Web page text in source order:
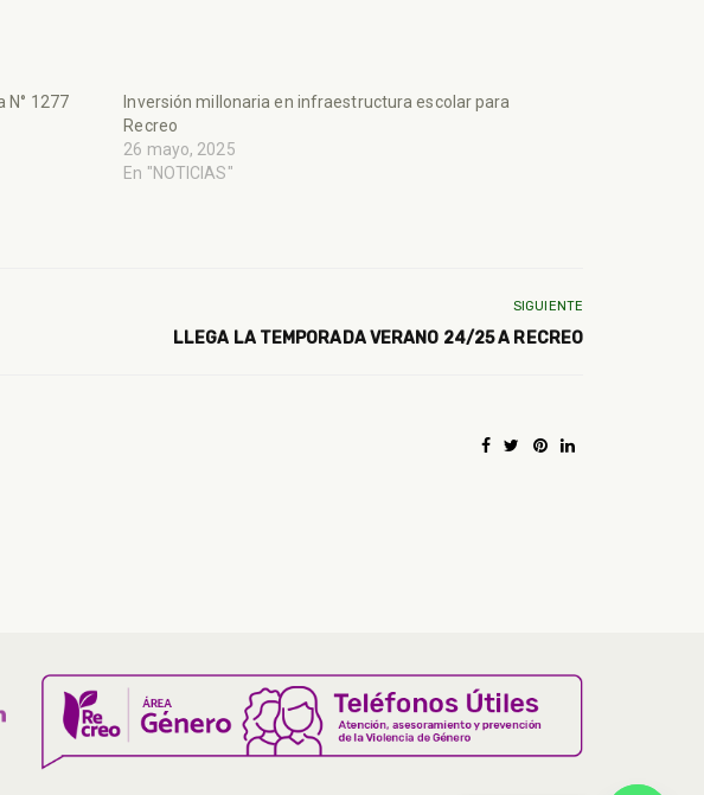
N° 1277
Inversión millonaria en infraestructura escolar para
Recreo
26 mayo, 2025
En "NOTICIAS"
SIGUIENTE
LLEGA LA TEMPORADA VERANO 24/25 A RECREO